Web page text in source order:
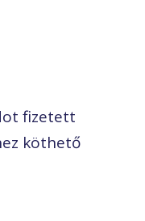
fizetett
köthető